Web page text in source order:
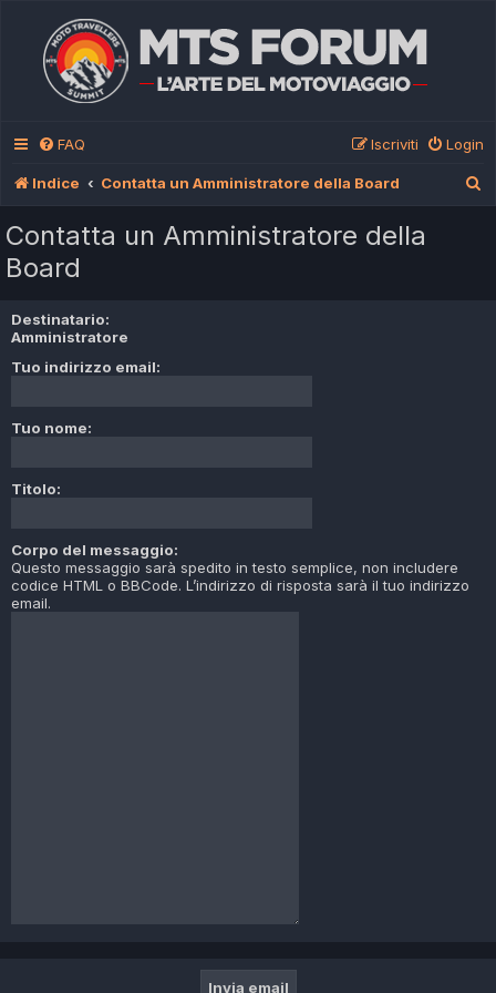
FAQ Login
Iscriviti
Indice Contatta un Amministratore della Board
Contatta un Amministratore della
Board
Destinatario:
Amministratore
Tuo indirizzo email:
Tuo nome:
Titolo:
Corpo del messaggio:
Questo messaggio sarà spedito in testo semplice, non includere
codice HTML o BBCode. L’indirizzo di risposta sarà il tuo indirizzo
email.